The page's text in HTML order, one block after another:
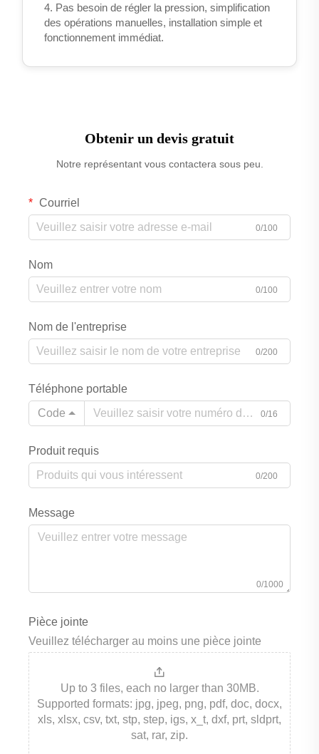
4. Pas besoin de régler la pression, simplification
des opérations manuelles, installation simple et
fonctionnement immédiat.
Obtenir un devis gratuit
Notre représentant vous contactera sous peu.
Courriel
0/100
Nom
0/100
Nom de l'entreprise
0/200
Téléphone portable
Code
0/16
Produit requis
0/200
Message
0/1000
Pièce jointe
Veuillez télécharger au moins une pièce jointe
Up to 3 files, each no larger than 30MB.
Supported formats: jpg, jpeg, png, pdf, doc, docx,
xls, xlsx, csv, txt, stp, step, igs, x_t, dxf, prt, sldprt,
sat, rar, zip.